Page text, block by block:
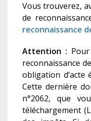
Vous trouverez,
de
reconnaissance
Attention :
reconnaissance
obligation d’acte
Cette dernière
n°2062, que
téléchargement